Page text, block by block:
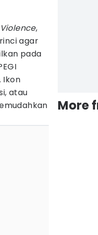
Violence,
agar
pada
Ikon
atau
More